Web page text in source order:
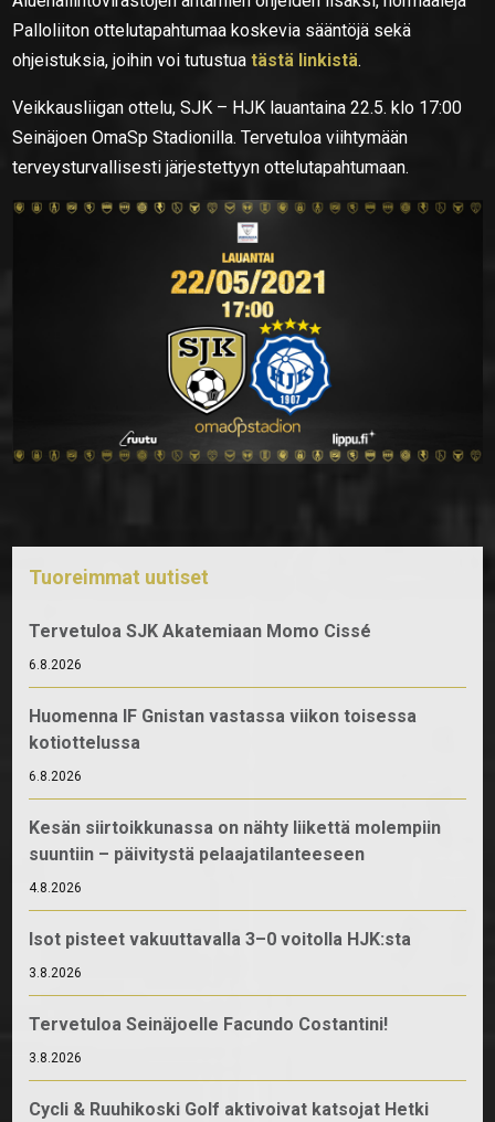
Palloliiton ottelutapahtumaa koskevia sääntöjä sekä
ohjeistuksia, joihin voi tutustuatästä linkistä.
Veikkausliigan ottelu, SJK – HJK lauantaina 22.5. klo 17:00
Seinäjoen OmaSp Stadionilla. Tervetuloa viihtymään
terveysturvallisesti järjestettyyn ottelutapahtumaan.
Tuoreimmat uutiset
Tervetuloa SJK Akatemiaan Momo Cissé
6.8.2026
Huomenna IF Gnistan vastassa viikon toisessa
kotiottelussa
6.8.2026
Kesän siirtoikkunassa on nähty liikettä molempiin
suuntiin – päivitystä pelaajatilanteeseen
4.8.2026
Isot pisteet vakuuttavalla 3–0 voitolla HJK:sta
3.8.2026
Tervetuloa Seinäjoelle Facundo Costantini!
3.8.2026
Cycli & Ruuhikoski Golf aktivoivat katsojat Hetki